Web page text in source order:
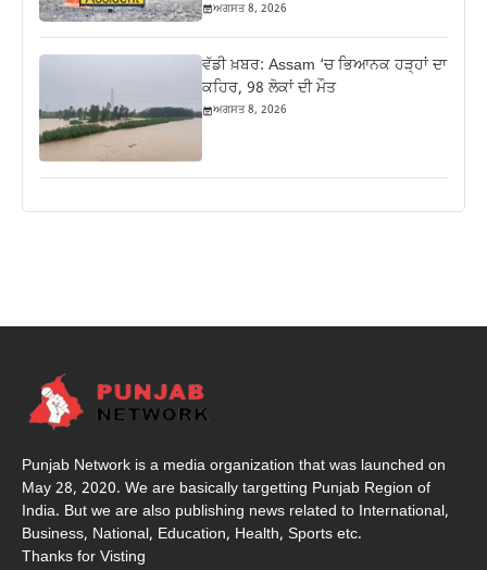
ਅਗਸਤ 8, 2026
ਵੱਡੀ ਖ਼ਬਰ: Assam ‘ਚ ਭਿਆਨਕ ਹੜ੍ਹਾਂ ਦਾ
ਕਹਿਰ, 98 ਲੋਕਾਂ ਦੀ ਮੌਤ
ਅਗਸਤ 8, 2026
Punjab Network is a media organization that was launched on
May 28, 2020. We are basically targetting Punjab Region of
India. But we are also publishing news related to International,
Business, National, Education, Health, Sports etc.
Thanks for Visting